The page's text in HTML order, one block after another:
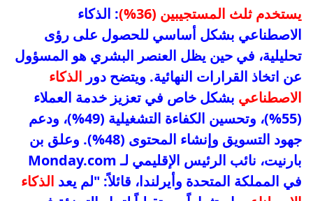
يستخدم ثلث المستجيبين (36%)
: الذكاء
الاصطناعي بشكل أساسي للحصول على رؤى
تحليلية، في حين يظل العنصر البشري هو المسؤول
عن اتخاذ القرارات النهائية. ويتضح دور الذكاء
الاصطناعي بشكل خاص في تعزيز خدمة العملاء
(55%)، وتحسين الكفاءة التشغيلية (49%)، ودعم
جهود التسويق وإنشاء المحتوى (48%). وعلق بن
بارنيت، نائب الرئيس الإقليمي لـ Monday.com
في المملكة المتحدة وأيرلندا، قائلاً: "لم يعد الذكاء